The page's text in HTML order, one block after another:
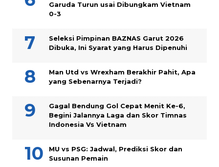
Garuda Turun usai Dibungkam Vietnam
0-3
Seleksi Pimpinan BAZNAS Garut 2026
Dibuka, Ini Syarat yang Harus Dipenuhi
Man Utd vs Wrexham Berakhir Pahit, Apa
yang Sebenarnya Terjadi?
Gagal Bendung Gol Cepat Menit Ke-6,
Begini Jalannya Laga dan Skor Timnas
Indonesia Vs Vietnam
MU vs PSG: Jadwal, Prediksi Skor dan
Susunan Pemain